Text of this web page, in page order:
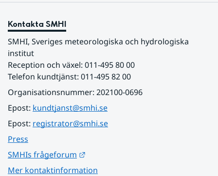
Kontakta SMHI
SMHI, Sveriges meteorologiska och hydrologiska
institut
Reception och växel: 011-495 80 00
Telefon kundtjänst: 011-495 82 00
Organisationsnummer: 202100-0696
Epost: kundtjanst@smhi.se
Epost: registrator@smhi.se
Press
SMHIs frågeforum
Mer kontaktinformation